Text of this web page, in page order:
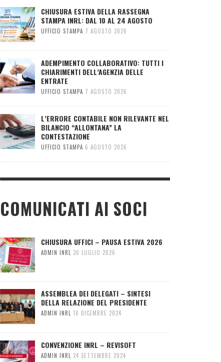
CHIUSURA ESTIVA DELLA RASSEGNA
STAMPA INRL: DAL 10 AL 24 AGOSTO
UFFICIO STAMPA 7 AGOSTO 2026
ADEMPIMENTO COLLABORATIVO: TUTTI I
CHIARIMENTI DELL’AGENZIA DELLE
ENTRATE
UFFICIO STAMPA 7 AGOSTO 2026
L’ERRORE CONTABILE NON RILEVANTE NEL
BILANCIO “ALLONTANA” LA
CONTESTAZIONE
UFFICIO STAMPA 6 AGOSTO 2026
COMUNICATI AI SOCI
CHIUSURA UFFICI – PAUSA ESTIVA 2026
ADMIN INRL 30 LUGLIO 2026
ASSEMBLEA DEI DELEGATI – SINTESI
DELLA RELAZIONE DEL PRESIDENTE
ADMIN INRL 16 DICEMBRE 2024
CONVENZIONE INRL – REVISOFT
ADMIN INRL 24 SETTEMBRE 2024